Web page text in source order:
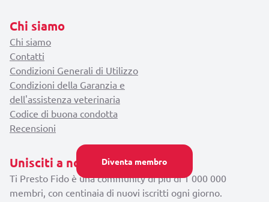
Diventa membro
Chi siamo
Chi siamo
Contatti
Condizioni Generali di Utilizzo
Condizioni della Garanzia e
dell'assistenza veterinaria
Codice di buona condotta
Recensioni
Unisciti a noi
Ti Presto Fido è una community di più di 1 000 000
membri, con centinaia di nuovi iscritti ogni giorno.